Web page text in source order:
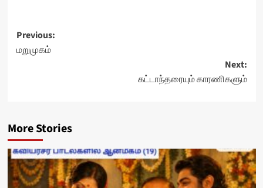
Post
navigation
Previous:
மறுமுகம்
Next:
கட்டாந்தரையும் காரணிகளும்
More Stories